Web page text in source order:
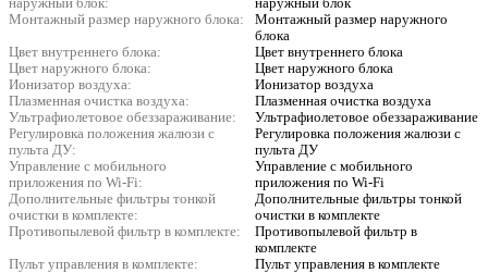
наружный блок:
наружный блок
Монтажный размер наружного блока:
Монтажный размер наружного
блока
Цвет внутреннего блока:
Цвет внутреннего блока
Цвет наружного блока:
Цвет наружного блока
Ионизатор воздуха:
Ионизатор воздуха
Плазменная очистка воздуха:
Плазменная очистка воздуха
Ультрафиолетовое обеззараживание:
Ультрафиолетовое обеззараживание
Регулировка положения жалюзи с
пульта ДУ:
Регулировка положения жалюзи с
пульта ДУ
Управление c мобильного
приложения по Wi-Fi:
Управление c мобильного
приложения по Wi-Fi
Дополнительные фильтры тонкой
очистки в комплекте:
Дополнительные фильтры тонкой
очистки в комплекте
Противопылевой фильтр в комплекте:
Противопылевой фильтр в
комплекте
Пульт управления в комплекте:
Пульт управления в комплекте